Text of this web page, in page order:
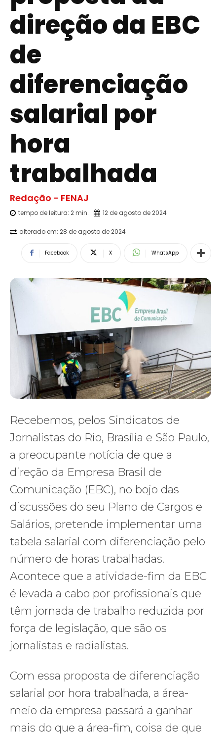
direção da EBC
de
diferenciação
salarial por
hora
trabalhada
Redação - FENAJ
tempo de leitura: 2min. 12 de agosto de 2024
alterado em: 28 de agosto de 2024
Facebook X WhatsApp
Recebemos, pelos Sindicatos de
Jornalistas do Rio, Brasília e São Paulo,
a preocupante notícia de que a
direção da Empresa Brasil de
Comunicação (EBC), no bojo das
discussões do seu Plano de Cargos e
Salários, pretende implementar uma
tabela salarial com diferenciação pelo
número de horas trabalhadas.
Acontece que a atividade-fim da EBC
é levada a cabo por profissionais que
têm jornada de trabalho reduzida por
força de legislação, que são os
jornalistas e radialistas.
Com essa proposta de diferenciação
salarial por hora trabalhada, a área-
meio da empresa passará a ganhar
mais do que a área-fim, coisa de que